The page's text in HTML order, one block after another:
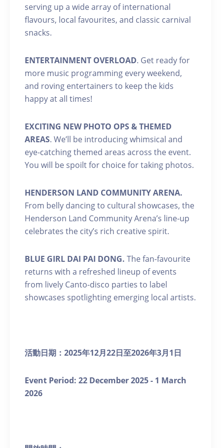
serving up a wide array of international
flavours, local favourites, and classic carnival
snacks.
ENTERTAINMENT OVERLOAD. Get ready for
more music programming every weekend,
and roving entertainers to keep the kids
happy at all times!
EXCITING NEW PHOTO OPS & THEMED
AREAS. We’ll be introducing whimsical and
eye-catching themed areas across the event.
You will be spoilt for choice for taking photos.
HENDERSON LAND COMMUNITY ARENA.
From belly dancing to cultural showcases, the
Henderson Land Community Arena’s line-up
celebrates the city’s rich creative spirit.
BLUE GIRL DAI PAI DONG. The fan-favourite
returns with a refreshed lineup of events
from lively Canto-disco parties to label
showcases spotlighting emerging local artists.
活動日期： 2025年12月22日至2026年3月1日
Event Period: 22 December 2025 - 1 March
2026